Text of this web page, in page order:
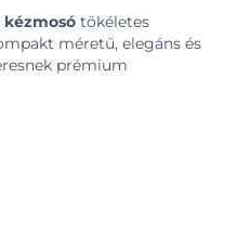
kézmosó tökéletes
méretű, elegáns és
prémium